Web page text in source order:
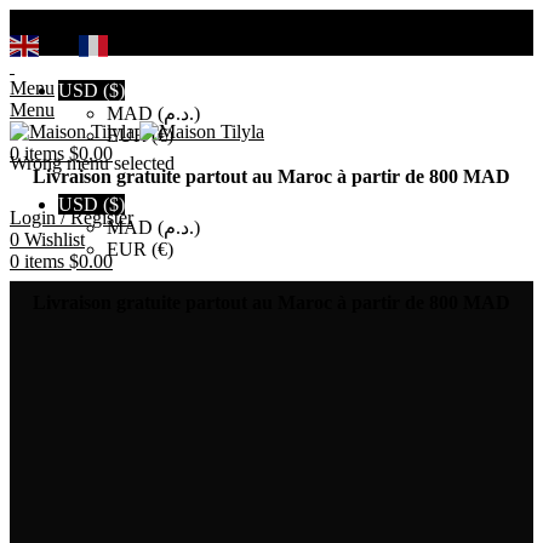
USD ($)
MAD (د.م.)
EUR (€)
Livraison gratuite partout au Maroc à partir de 800 MAD
Login / Register
0 Wishlist
0 items $0.00
Menu
Menu
0items $0.00
Wrong menu selected
USD ($)
MAD (د.م.)
EUR (€)